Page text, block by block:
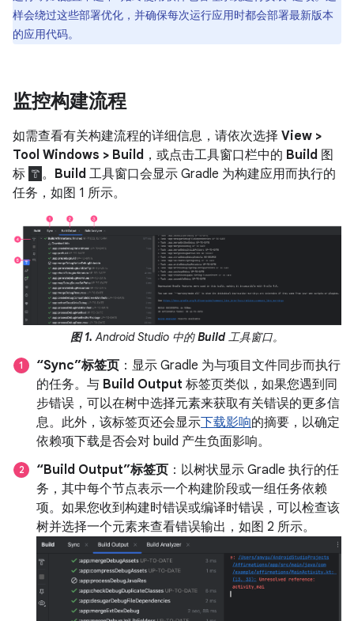
样会绕过这些部署优化，并确保每次运行应用时都会部署最新版本
的应用代码。
监控构建流程
如需查看有关构建流程的详细信息，请依次选择 View >
Tool Windows > Build ，或点击工具窗口栏中的 Build 图
标
。 Build 工具窗口会显示 Gradle 为构建应用而执行的
任务，如图 1 所示。
图 1. Android Studio 中的Build工具窗口。
“Sync”标签页 ：显示 Gradle 为与项目文件同步而执行
的任务。与 Build Output 标签页类似，如果您遇到同
步错误，可以在树中选择元素来获取有关错误的更多信
息。此外，该标签页还会显示下载影响的摘要，以确定
依赖项下载是否会对 build 产生负面影响。
“Build Output”标签页 ：以树状显示 Gradle 执行的任
务，其中每个节点表示一个构建阶段或一组任务依赖
项。如果您收到构建时错误或编译时错误，可以检查该
树并选择一个元素来查看错误输出，如图 2 所示。